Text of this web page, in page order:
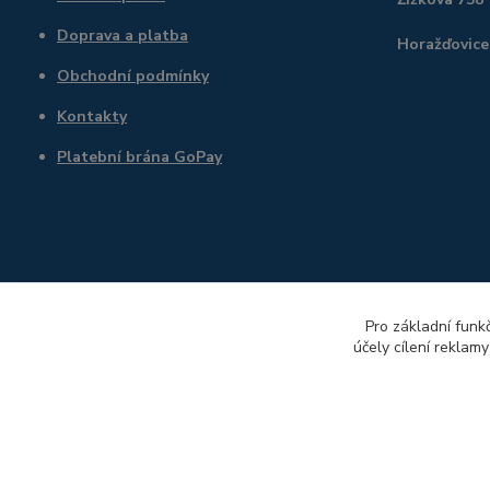
Doprava a platba
Obchodní podmínky
Kontakty
Platební brána GoPay
Pro základní
účely cílení